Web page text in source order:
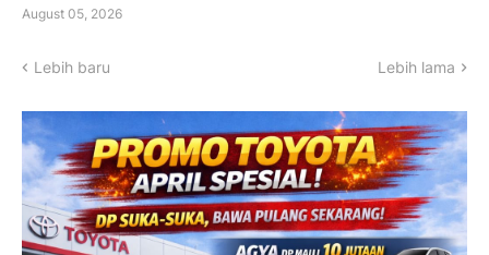
August 05, 2026
Lebih baru Lebih lama